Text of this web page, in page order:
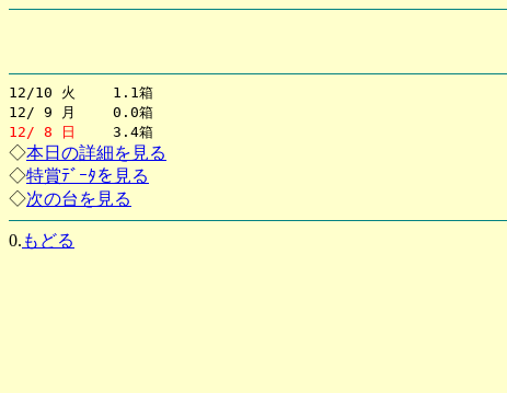
12/10 火 1.1箱
12/ 9 月 0.0箱
12/ 8 日
3.4箱
◇本日の詳細を見る
◇特賞ﾃﾞｰﾀを見る
◇次の台を見る
0. もどる